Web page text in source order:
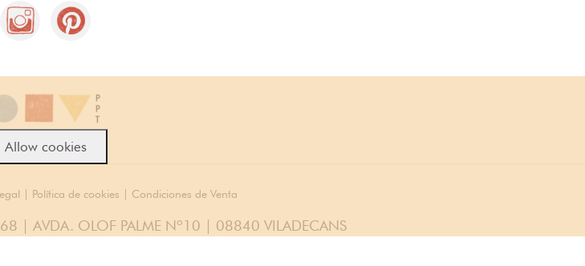
| Política de cookies | Condiciones de Venta
| AVDA. OLOF PALME Nº10 | 08840 VILADECANS
Allow cookies